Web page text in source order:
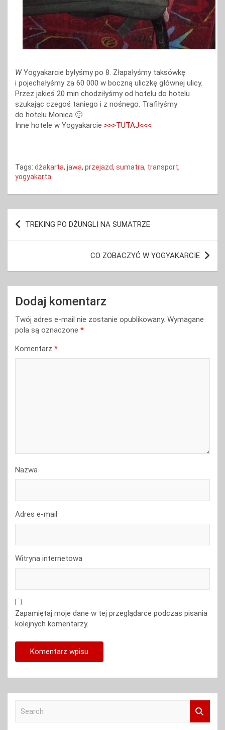
WYogyakarcie byłyśmy po 8. Złapałyśmy taksówkę
i pojechałyśmy za 60 000 w boczną uliczkę głównej ulicy.
Przez jakieś 20 min chodziłyśmy od hotelu do hotelu
szukając czegoś taniego i z nośnego. Trafiłyśmy
do hotelu Monica 🙂
Inne hotele w Yogyakarcie >>>TUTAJ<<<
Tags: dżakarta, jawa, przejazd, sumatra, transport,
yogyakarta
Nawigacja
wpisu
TREKING PO DŻUNGLI NA SUMATRZE
CO ZOBACZYĆ W YOGYAKARCIE
Dodaj komentarz
Twój adres e-mail nie zostanie opublikowany. Wymagane
pola są oznaczone *
Komentarz *
Nazwa
Adres e-mail
Witryna internetowa
Zapamiętaj moje dane w tej przeglądarce podczas pisania
kolejnych komentarzy.